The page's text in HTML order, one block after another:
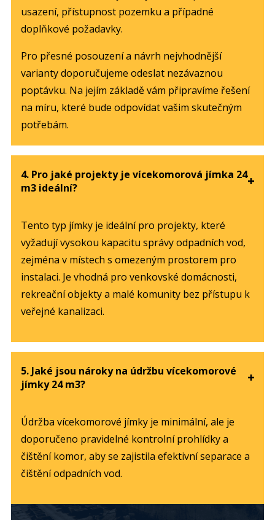
usazení, přístupnost pozemku a případné
doplňkové požadavky.
Pro přesné posouzení a návrh nejvhodnější
varianty doporučujeme odeslat nezávaznou
poptávku. Na jejím základě vám připravíme řešení
na míru, které bude odpovídat vašim skutečným
potřebám.
4. Pro jaké projekty je vícekomorová jímka 24
m3 ideální?
Tento typ jímky je ideální pro projekty, které
vyžadují vysokou kapacitu správy odpadních vod,
zejména v místech s omezeným prostorem pro
instalaci. Je vhodná pro venkovské domácnosti,
rekreační objekty a malé komunity bez přístupu k
veřejné kanalizaci.
5. Jaké jsou nároky na údržbu vícekomorové
jímky 24 m3?
Údržba vícekomorové jímky je minimální, ale je
doporučeno pravidelné kontrolní prohlídky a
čištění komor, aby se zajistila efektivní separace a
čištění odpadních vod.